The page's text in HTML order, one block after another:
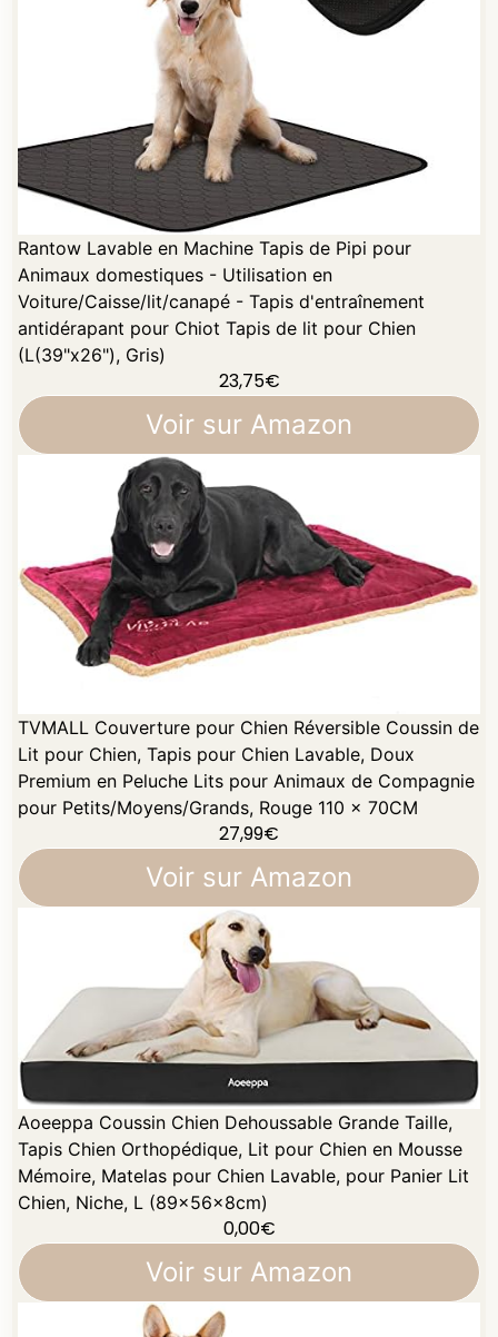
Rantow Lavable en Machine Tapis de Pipi pour
Animaux domestiques - Utilisation en
Voiture/Caisse/lit/canapé - Tapis d'entraînement
antidérapant pour Chiot Tapis de lit pour Chien
(L(39"x26"), Gris)
23,75€
Voir sur Amazon
TVMALL Couverture pour Chien Réversible Coussin de
Lit pour Chien, Tapis pour Chien Lavable, Doux
Premium en Peluche Lits pour Animaux de Compagnie
pour Petits/Moyens/Grands, Rouge 110 x 70CM
27,99€
Voir sur Amazon
Aoeeppa Coussin Chien Dehoussable Grande Taille,
Tapis Chien Orthopédique, Lit pour Chien en Mousse
Mémoire, Matelas pour Chien Lavable, pour Panier Lit
Chien, Niche, L (89x56x8cm)
0,00€
Voir sur Amazon